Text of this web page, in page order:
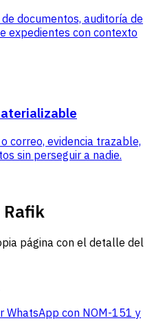
documentos, auditoría de
expedientes con contexto
correo, evidencia trazable,
sin perseguir a nadie.
Rafik
página con el detalle del
WhatsApp con NOM-151 y